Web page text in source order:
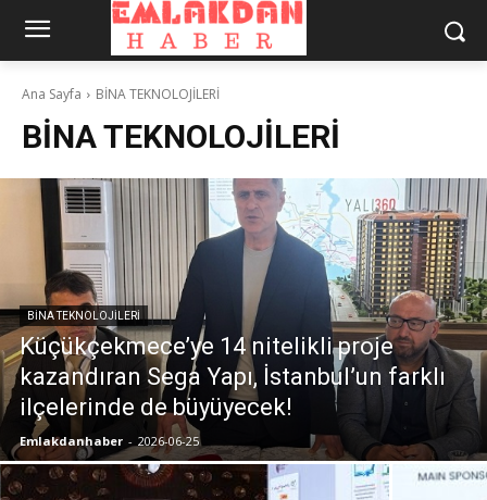
Ana Sayfa BİNA TEKNOLOJİLERİ
BİNA TEKNOLOJİLERİ
BİNA TEKNOLOJİLERİ
Küçükçekmece’ye 14 nitelikli proje
kazandıran Sega Yapı, İstanbul’un farklı
ilçelerinde de büyüyecek!
Emlakdanhaber - 2026-06-25